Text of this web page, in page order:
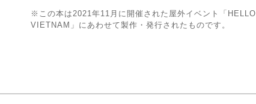
※この本は2021年11月に開催された屋外イベント「HELLO
VIETNAM」にあわせて製作・発行されたものです。